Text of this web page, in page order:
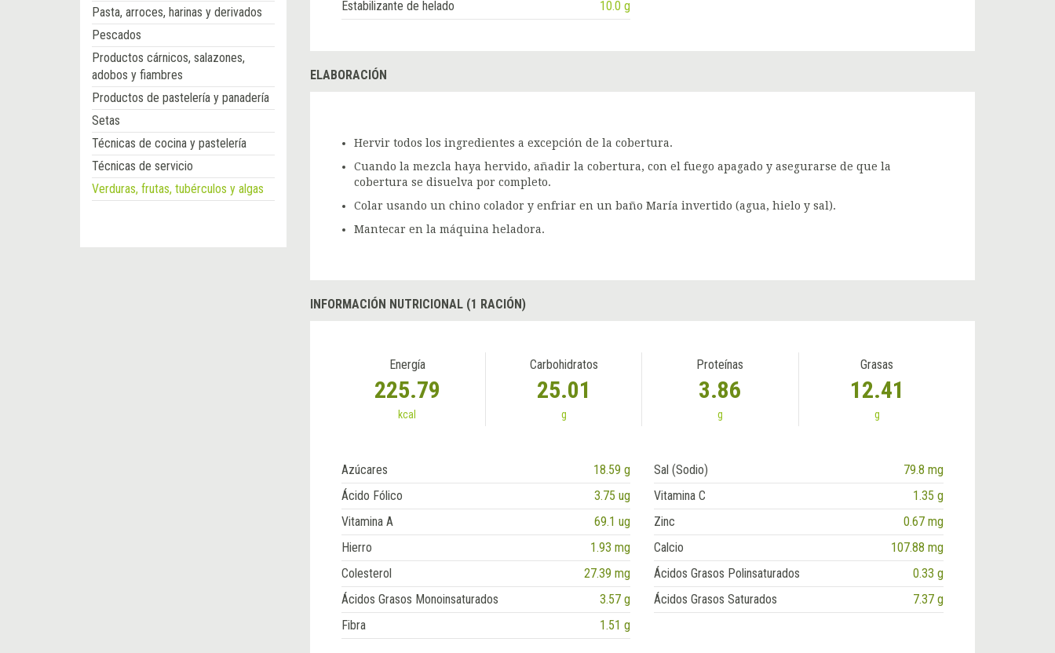
Pasta, arroces, harinas y derivados
Pescados
Productos cárnicos, salazones,
adobos y fiambres
Productos de pastelería y panadería
Setas
Técnicas de cocina y pastelería
Técnicas de servicio
Verduras, frutas, tubérculos y algas
Estabilizante de helado
10.0 g
ELABORACIÓN
Hervir todos los ingredientes a excepción de la cobertura.
Cuando la mezcla haya hervido, añadir la cobertura, con el fuego apagado y asegurarse de que la
cobertura se disuelva por completo.
Colar usando un chino colador y enfriar en un baño María invertido (agua, hielo y sal).
Mantecar en la máquina heladora.
INFORMACIÓN NUTRICIONAL (1 RACIÓN)
Energía
225.79
kcal
Carbohidratos
25.01
g
Proteínas
3.86
g
Grasas
12.41
g
Azúcares 18.59 g Sal (Sodio)
79.8 mg
Ácido Fólico
3.75 ug Vitamina C
1.35 g
Vitamina A
69.1 ug Zinc
0.67 mg
Hierro
1.93 mg Calcio
107.88 mg
Colesterol
27.39 mg Ácidos Grasos Polinsaturados
0.33 g
Ácidos Grasos Monoinsaturados
3.57 g Ácidos Grasos Saturados
7.37 g
Fibra
1.51 g